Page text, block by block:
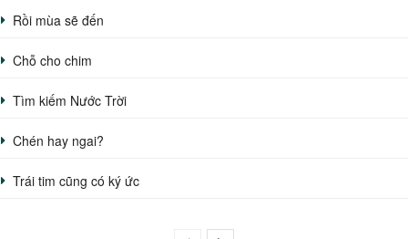
Rồi mùa sẽ đến
Chỗ cho chim
Tìm kiếm Nước Trời
Chén hay ngai?
Trái tim cũng có ký ức